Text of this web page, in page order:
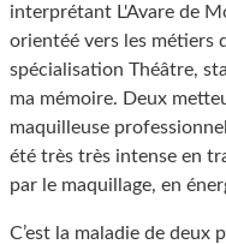
interprétant L'Avare de
orientéé vers les métiers
spécialisation Théâtre,
ma mémoire. Deux
maquilleuse
été très très intense en
par le maquillage, en
C’est la maladie de deux